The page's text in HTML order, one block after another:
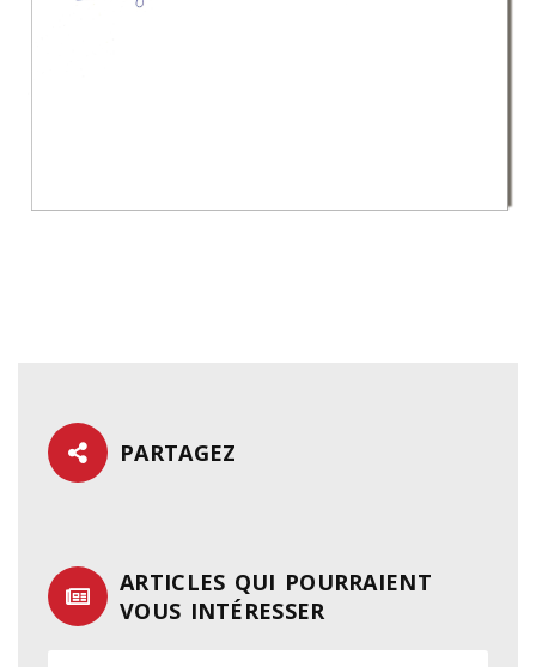
PARTAGEZ
ARTICLES QUI POURRAIENT
VOUS INTÉRESSER